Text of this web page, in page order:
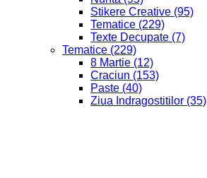
Stikere Creative (95)
Tematice (229)
Texte Decupate (7)
Tematice (229)
8 Martie (12)
Craciun (153)
Paste (40)
Ziua Indragostitilor (35)